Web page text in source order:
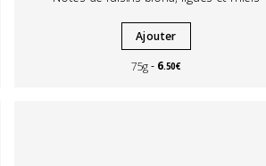
Ajouter
75g
6.50€